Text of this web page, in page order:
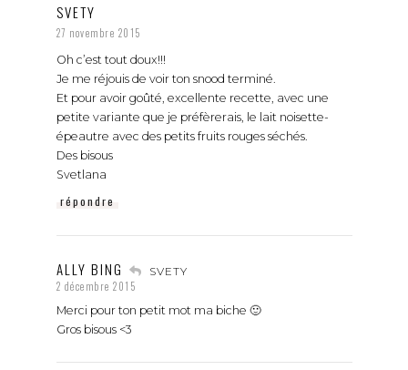
SVETY
27 novembre 2015
Oh c’est tout doux!!!
Je me réjouis de voir ton snood terminé.
Et pour avoir goûté, excellente recette, avec une
petite variante que je préfèrerais, le lait noisette-
épeautre avec des petits fruits rouges séchés.
Des bisous
Svetlana
répondre
ALLY BING SVETY
2 décembre 2015
Merci pour ton petit mot ma biche 🙂
Gros bisous <3